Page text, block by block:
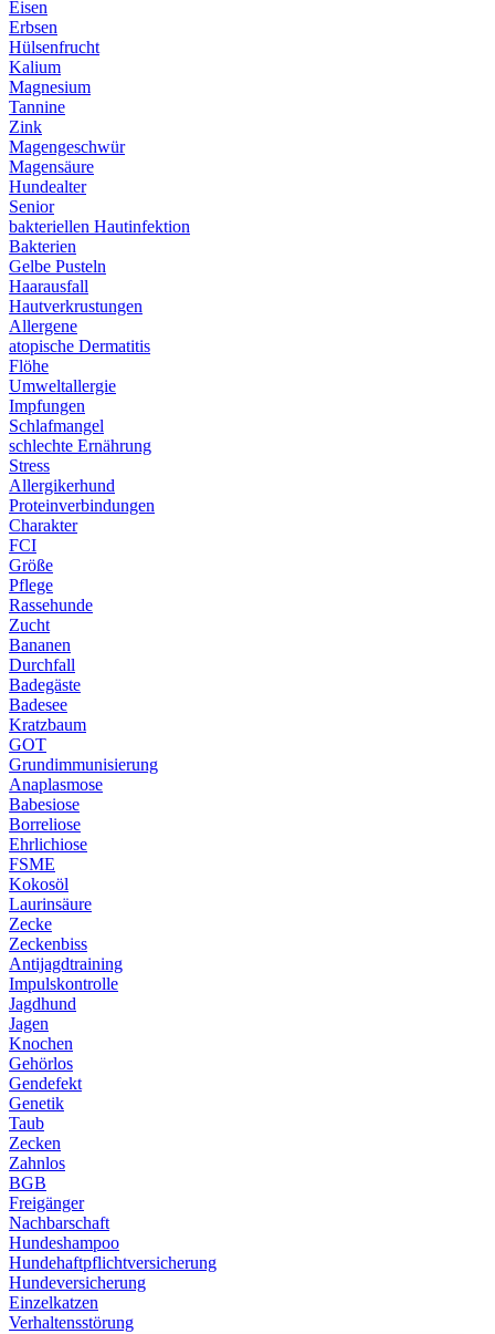
Eisen
Erbsen
Hülsenfrucht
Kalium
Magnesium
Tannine
Zink
Magengeschwür
Magensäure
Hundealter
Senior
bakteriellen Hautinfektion
Bakterien
Gelbe Pusteln
Haarausfall
Hautverkrustungen
Allergene
atopische Dermatitis
Flöhe
Umweltallergie
Impfungen
Schlafmangel
schlechte Ernährung
Stress
Allergikerhund
Proteinverbindungen
Charakter
FCI
Größe
Pflege
Rassehunde
Zucht
Bananen
Durchfall
Badegäste
Badesee
Kratzbaum
GOT
Grundimmunisierung
Anaplasmose
Babesiose
Borreliose
Ehrlichiose
FSME
Kokosöl
Laurinsäure
Zecke
Zeckenbiss
Antijagdtraining
Impulskontrolle
Jagdhund
Jagen
Knochen
Gehörlos
Gendefekt
Genetik
Taub
Zecken
Zahnlos
BGB
Freigänger
Nachbarschaft
Hundeshampoo
Hundehaftpflichtversicherung
Hundeversicherung
Einzelkatzen
Verhaltensstörung